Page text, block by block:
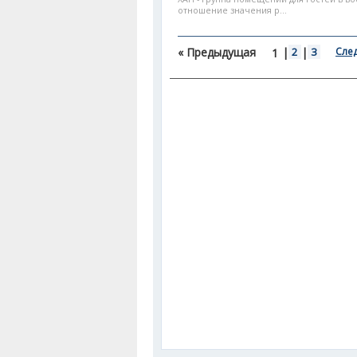
отношение значения р...
« Предыдущая 1 | 2 | 3